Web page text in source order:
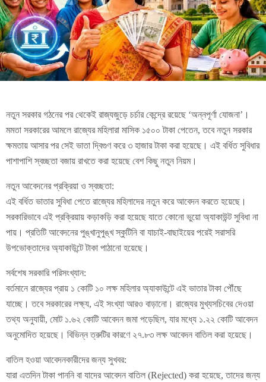
নতুন সরকার গঠনের পর থেকেই রাজ্যজুড়ে চর্চার কেন্দ্রে রয়েছে ‘অন্নপূর্ণা যোজনা’।
মমতা সরকারের আমলে রাজ্যের মহিলারা মাসিক ১৫০০ টাকা পেতেন, তবে নতুন সরকার
ক্ষমতায় আসার পর সেই ভাতা দ্বিগুণ করে ৩ হাজার টাকা করা হয়েছে। এই বর্ধিত সুবিধার
পাশাপাশি স্বচ্ছতা বজায় রাখতে করা হয়েছে বেশ কিছু নতুন নিয়ম।
নতুন আবেদনের প্রক্রিয়া ও স্বচ্ছতা:
এই বর্ধিত ভাতার সুবিধা পেতে রাজ্যের মহিলাদের নতুন করে আবেদন করতে হয়েছে।
সরকারিভাবে এই প্রক্রিয়ায় কড়াকড়ি করা হয়েছে যাতে কোনো ভুয়ো অ্যাকাউন্ট সুবিধা না
পায়। প্রতিটি আবেদনের পুঙ্খানুপুঙ্খ স্কুটিনি বা যাচাই-বাছাইয়ের পরেই সরাসরি
উপভোক্তাদের অ্যাকাউন্টে টাকা পাঠানো হয়েছে।
সর্বশেষ সরকারি পরিসংখ্যান:
বর্তমানে রাজ্যের প্রায় ১ কোটি ১০ লক্ষ মহিলার অ্যাকাউন্টে এই ভাতার টাকা পৌঁছে
যাচ্ছে। তবে সরকারের লক্ষ্য, এই সংখ্যা আরও বাড়ানো। রাজ্যের মুখ্যসচিবের দেওয়া
তথ্য অনুযায়ী, মোট ১.৬২ কোটি আবেদন জমা পড়েছিল, যার মধ্যে ১.২২ কোটি আবেদন
অনুমোদিত হয়েছে। বিভিন্ন ত্রুটির কারণে ২৭.৮৩ লক্ষ আবেদন বাতিল করা হয়েছে।
বাতিল হওয়া আবেদনকারীদের জন্য সুখবর:
যারা এতদিন টাকা পাননি বা যাদের আবেদন বাতিল (Rejected) করা হয়েছে, তাদের জন্য